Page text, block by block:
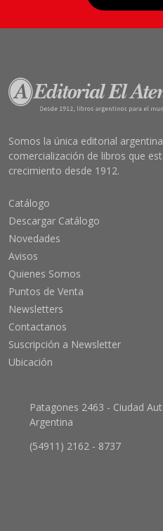
Somos la única editorial
comercialización de libros que
crecimiento desde 1912.
Catálogo
Descargar Catálogo
Novedades
Avisos
Quienes Somos
Puntos de Venta
Newsletters
Contactanos
Suscripción a Newsletter
Ubicación
Patagones 2463 - Ciudad
Argentina
(54911) 2162 - 8737